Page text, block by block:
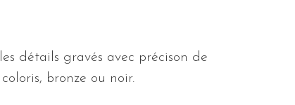
détails gravés avec précison de
bronze ou noir.